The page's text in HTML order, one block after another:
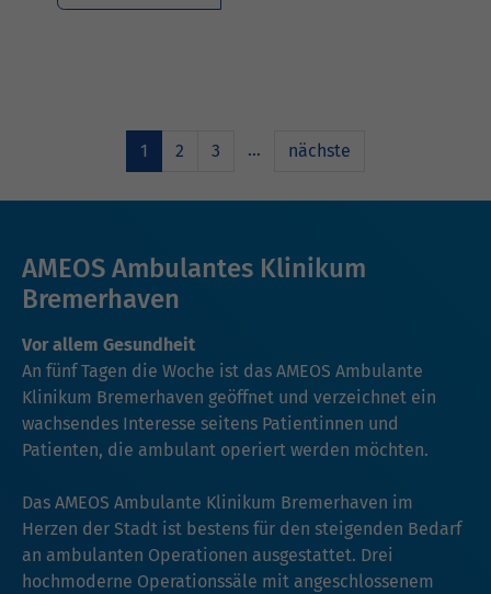
1 2 3 … nächste
AMEOS Ambulantes Klinikum
Bremerhaven
Vor allem Gesundheit
An fünf Tagen die Woche ist das AMEOS Ambulante
Klinikum Bremerhaven geöffnet und verzeichnet ein
wachsendes Interesse seitens Patientinnen und
Patienten, die ambulant operiert werden möchten.
Das AMEOS Ambulante Klinikum Bremerhaven im
Herzen der Stadt ist bestens für den steigenden Bedarf
an ambulanten Operationen ausgestattet. Drei
hochmoderne Operationssäle mit angeschlossenem